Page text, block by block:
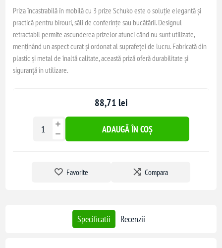
Priza încastrabilă în mobilă cu 3 prize Schuko este o soluție elegantă și
practică pentru birouri, săli de conferințe sau bucătării. Designul
retractabil permite ascunderea prizelor atunci când nu sunt utilizate,
menținând un aspect curat și ordonat al suprafeței de lucru. Fabricată din
plastic și metal de înaltă calitate, această priză oferă durabilitate și
siguranță în utilizare.
88,71 lei
ADAUGĂ ÎN COȘ
Favorite Compara
Specificatii Recenzii